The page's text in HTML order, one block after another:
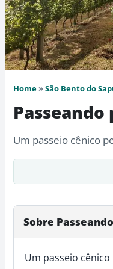
Home»São Bento do
Um passeio cênico
Sobre
Um passeio